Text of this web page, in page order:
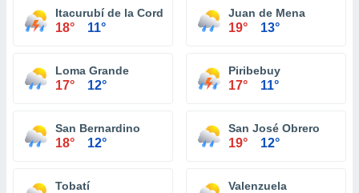
Itacurubí de la Cordillera
18° 11°
Juan de Mena
19° 13°
Loma Grande
17° 12°
Piribebuy
17° 11°
San Bernardino
18° 12°
San José Obrero
19° 12°
Tobatí Valenzuela